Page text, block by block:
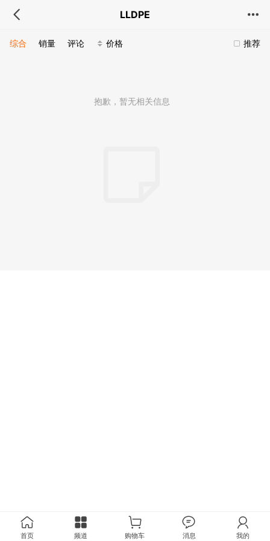
LLDPE
推荐
综合 销量 评论 价格
抱歉，暂无相关信息
首页 频道 购物车 消息 我的